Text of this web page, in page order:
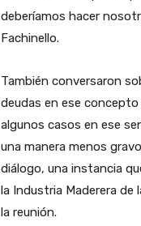
deberíamos hacer
Fachinello.
También conversaron
deudas en ese
algunos casos en ese
una manera menos
diálogo, una instancia
la Industria Maderera de
la reunión.